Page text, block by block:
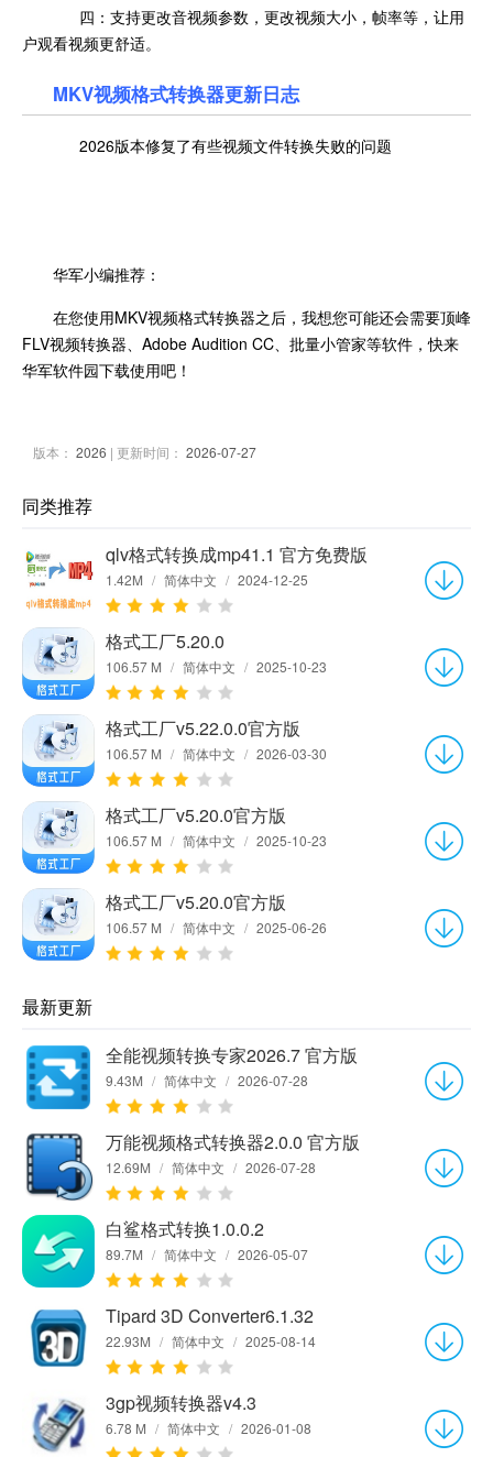
四：支持更改音视频参数，更改视频大小，帧率等，让用
户观看视频更舒适。
MKV视频格式转换器更新日志
2026版本修复了有些视频文件转换失败的问题
华军小编推荐：
在您使用MKV视频格式转换器之后，我想您可能还会需要顶峰
FLV视频转换器、Adobe Audition CC、批量小管家等软件，快来
华军软件园下载使用吧！
版本： 2026 | 更新时间： 2026-07-27
同类推荐
qlv格式转换成mp41.1 官方免费版
1.42M / 简体中文 / 2024-12-25
格式工厂5.20.0
106.57 M / 简体中文 / 2025-10-23
格式工厂v5.22.0.0官方版
106.57 M / 简体中文 / 2026-03-30
格式工厂v5.20.0官方版
106.57 M / 简体中文 / 2025-10-23
格式工厂v5.20.0官方版
106.57 M / 简体中文 / 2025-06-26
最新更新
全能视频转换专家2026.7 官方版
9.43M / 简体中文 / 2026-07-28
万能视频格式转换器2.0.0 官方版
12.69M / 简体中文 / 2026-07-28
白鲨格式转换1.0.0.2
89.7M / 简体中文 / 2026-05-07
Tipard 3D Converter6.1.32
22.93M / 简体中文 / 2025-08-14
3gp视频转换器v4.3
6.78 M / 简体中文 / 2026-01-08